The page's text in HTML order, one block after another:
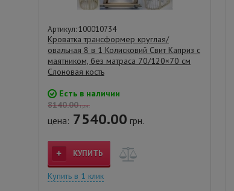
Артикул: 100010734
Кроватка трансформер круглая/
овальная 8 в 1 Колисковий Свит Каприз с
маятником, без матраса 70/120×70 см
Слоновая кость
Есть в наличии
8140.00грн.
цена: 7540.00 грн.
КУПИТЬ
Купить в 1 клик